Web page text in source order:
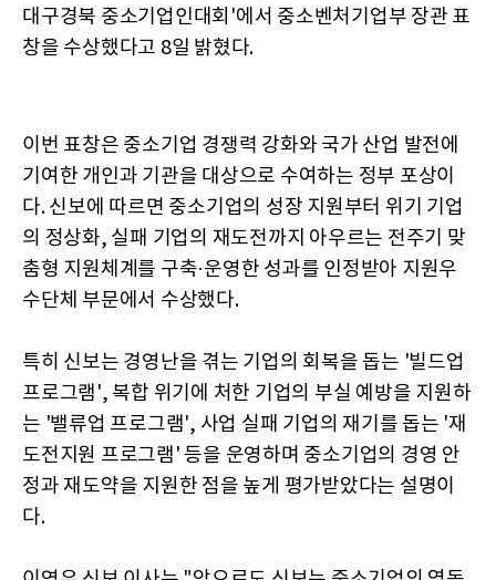
대구경북 중소기업인대회'에서 중소벤처기업부 장관 표
창을 수상했다고 8일 밝혔다.
이번 표창은 중소기업 경쟁력 강화와 국가 산업 발전에
기여한 개인과 기관을 대상으로 수여하는 정부 포상이
다. 신보에 따르면 중소기업의 성장 지원부터 위기 기업
의 정상화, 실패 기업의 재도전까지 아우르는 전주기 맞
춤형 지원체계를 구축·운영한 성과를 인정받아 지원우
수단체 부문에서 수상했다.
특히 신보는 경영난을 겪는 기업의 회복을 돕는 '빌드업
프로그램', 복합 위기에 처한 기업의 부실 예방을 지원하
는 '밸류업 프로그램', 사업 실패 기업의 재기를 돕는 '재
도전지원 프로그램' 등을 운영하며 중소기업의 경영 안
정과 재도약을 지원한 점을 높게 평가받았다는 설명이
다.